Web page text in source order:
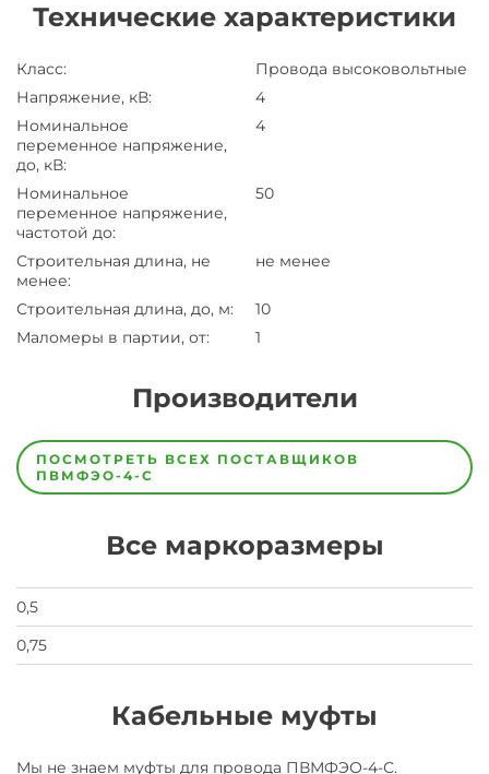
Технические характеристики
Класс:
Провода высоковольтные
Напряжение, кВ:
4
Номинальное
переменное напряжение,
до, кВ:
4
Номинальное
переменное напряжение,
частотой до:
50
Строительная длина, не
менее:
не менее
Строительная длина, до, м:
10
Маломеры в партии, от: 1
Производители
Завод Завод-
изготовитель
предпочел
на
завод
ПОСМОТРЕТЬ ВСЕХ ПОСТАВЩИКОВ
ПВМФЭО-4-С
Все маркоразмеры
0,5
0,75
Кабельные муфты
Мы не знаем муфты для провода ПВМФЭО-4-С.